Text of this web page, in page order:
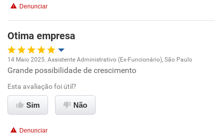
Benefícios
Recomenda esta empresa
Recomenda a diretoria
Denunciar
Otima empresa
Oportunidade de promoção
Ambiente de trabalho
14 Maio 2025. Assistente Administrativo (Ex-Funcionário), São Paulo
Grande possibilidade de crescimento
Esta avaliação foi útil?
Sim Não
Denunciar